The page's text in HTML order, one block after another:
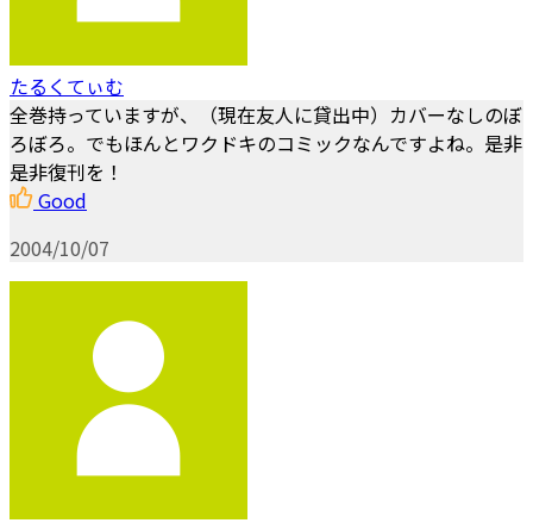
たるくてぃむ
全巻持っていますが、（現在友人に貸出中）カバーなしのぼ
ろぼろ。でもほんとワクドキのコミックなんですよね。是非
是非復刊を！
Good
2004/10/07